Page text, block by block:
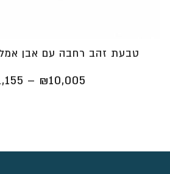
טבעת זהב רחבה עם אבן
₪10,005
–